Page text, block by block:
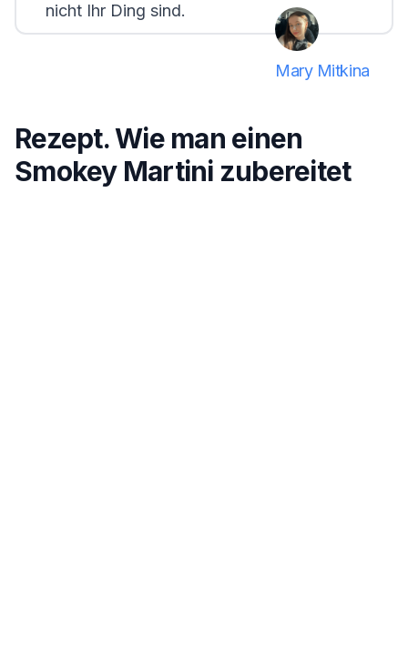
nicht Ihr Ding sind.
Mary Mitkina
Rezept. Wie man einen
Smokey Martini zubereitet